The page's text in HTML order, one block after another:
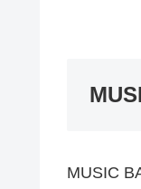
MUSIC